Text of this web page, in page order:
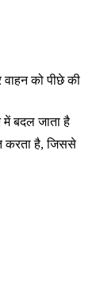
को पीछे की
बदल जाता है
करता है, जिससे